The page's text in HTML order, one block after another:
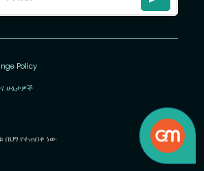
Policy
ሁኔታዎች
በህግ የተጠበቀ ነው